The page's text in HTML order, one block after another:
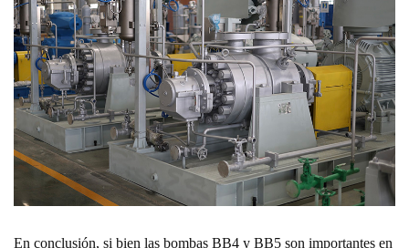
En conclusión, si bien las bombas BB4 y BB5 son importantes en